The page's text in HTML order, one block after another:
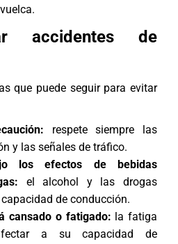
accidentes de
que puede seguir para evitar
respete siempre las
y las señales de tráfico.
los efectos de bebidas
el alcohol y las drogas
de conducción.
cansado o fatigado: la fatiga
a su capacidad de